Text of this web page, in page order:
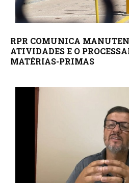
RPR COMUNICA
ATIVIDADES E O
MATÉRIAS-PRIMAS